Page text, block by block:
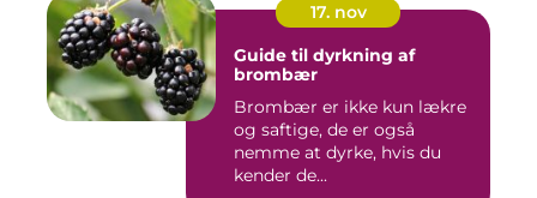
17. nov
Guide til dyrkning af
brombær
Brombær er ikke kun lækre
og saftige, de er også
nemme at dyrke, hvis du
kender de...